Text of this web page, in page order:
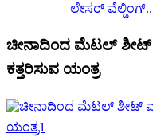
ಲೇಸರ್
ಚೀನಾದಿಂದ ಮೆಟಲ್ ಶೀಟ್
ಕತ್ತರಿಸುವ ಯಂತ್ರ